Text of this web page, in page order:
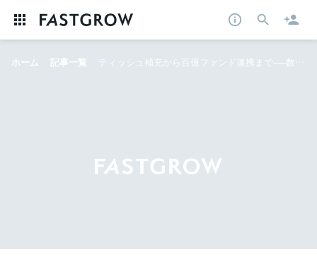
ホーム 記事一覧 ティッシュ補充から百億ファンド連携まで──数百兆円の巨大不動産市場を切り拓く異端の起業家・Unito近藤の狂信